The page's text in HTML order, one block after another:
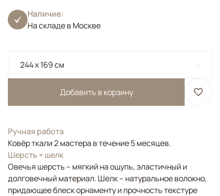
Наличие:
На складе в Москве
244 x 169 см
Добавить в корзину
Ручная работа
Ковёр ткали 2 мастера в течение 5 месяцев.
Шерсть + шелк
Овечья шерсть – мягкий на ощупь, эластичный и
долговечный материал. Шелк – натуральное волокно,
придающее блеск орнаменту и прочность текстуре